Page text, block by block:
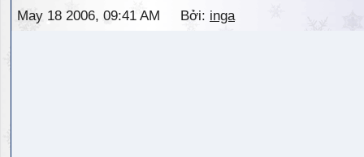
May 18 2006, 09:41 AM Bởi: inga